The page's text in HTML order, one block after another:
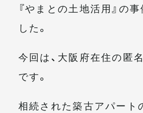
『やまとの土地活用』の
した。
今回は、大阪府在住の匿
です。
相続された築古アパート